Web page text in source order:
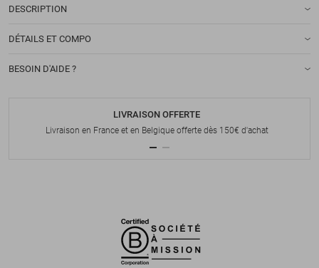
DESCRIPTION
DÉTAILS ET COMPO
BESOIN D'AIDE ?
LIVRAISON OFFERTE
Livraison en France et en Belgique offerte dès 150€ d'achat